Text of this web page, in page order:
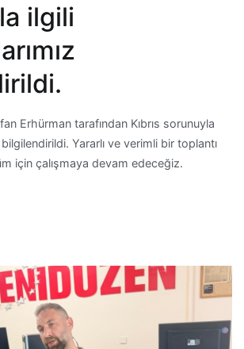
ilgili
Erhürman tarafından Kıbrıs sorunuyla
bilgilendirildi. Yararlı ve verimli bir toplantı
için çalışmaya devam edeceğiz.